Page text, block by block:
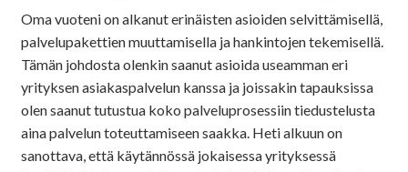
Oma vuoteni on alkanut erinäisten asioiden selvittämisellä,
palvelupakettien muuttamisella ja hankintojen tekemisellä.
Tämän johdosta olenkin saanut asioida useamman eri
yrityksen asiakaspalvelun kanssa ja joissakin tapauksissa
olen saanut tutustua koko palveluprosessiin tiedustelusta
aina palvelun toteuttamiseen saakka. Heti alkuun on
sanottava, että käytännössä jokaisessa yrityksessä